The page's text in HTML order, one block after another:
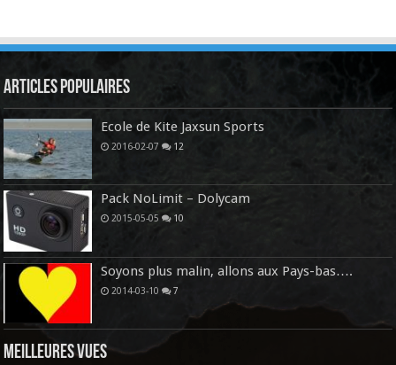
Articles Populaires
Ecole de Kite Jaxsun Sports
2016-02-07 12
Pack NoLimit – Dolycam
2015-05-05 10
Soyons plus malin, allons aux Pays-bas….
2014-03-10 7
Meilleures vues